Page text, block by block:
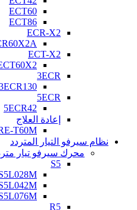
ECT60
ECT86
ECR-X2
ECT-X2
3ECR
5ECR
5ECR42
إعادة العلاج
T60M
نظام سيرفو التيار المتردد
محرك سيرفو تيار
S5
R5